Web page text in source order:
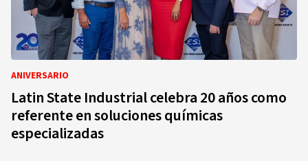
ANIVERSARIO
Latin State Industrial celebra 20 años como
referente en soluciones químicas
especializadas